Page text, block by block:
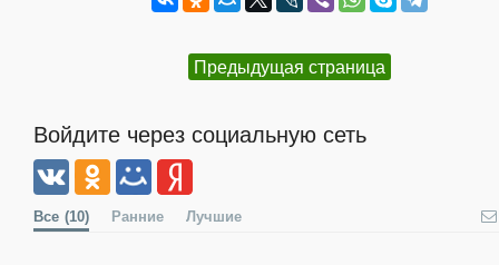
Предыдущая страница
Войдите через социальную сеть
Все (10) Ранние Лучшие